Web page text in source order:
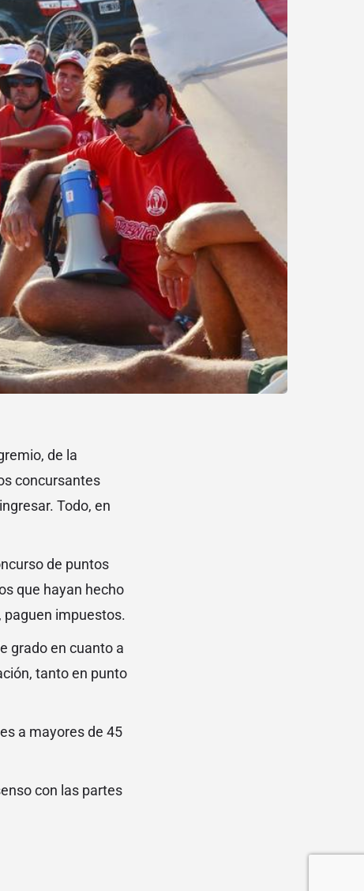
de la
concursantes
Todo, en
de puntos
que hayan hecho
paguen impuestos.
grado en cuanto a
tanto en punto
a mayores de 45
con las partes